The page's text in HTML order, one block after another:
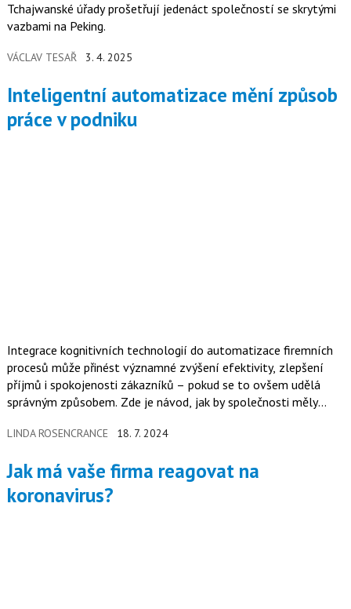
Tchajwanské úřady prošetřují jedenáct společností se skrytými
vazbami na Peking.
VÁCLAV TESAŘ 3. 4. 2025
Inteligentní automatizace mění způsob
práce v podniku
Integrace kognitivních technologií do automatizace firemních
procesů může přinést významné zvýšení efektivity, zlepšení
příjmů i spokojenosti zákazníků – pokud se to ovšem udělá
správným způsobem. Zde je návod, jak by společnosti měly
držet krok.
LINDA ROSENCRANCE 18. 7. 2024
Jak má vaše firma reagovat na
koronavirus?